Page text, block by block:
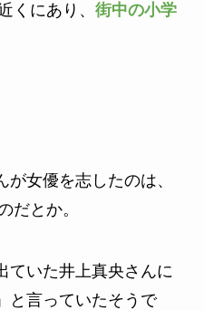
くにあり、 街中の小学
女優を志したのは、
だとか。
ていた井上真央さんに
と言っていたそうで